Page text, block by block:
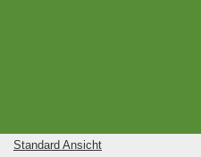
Standard Ansicht